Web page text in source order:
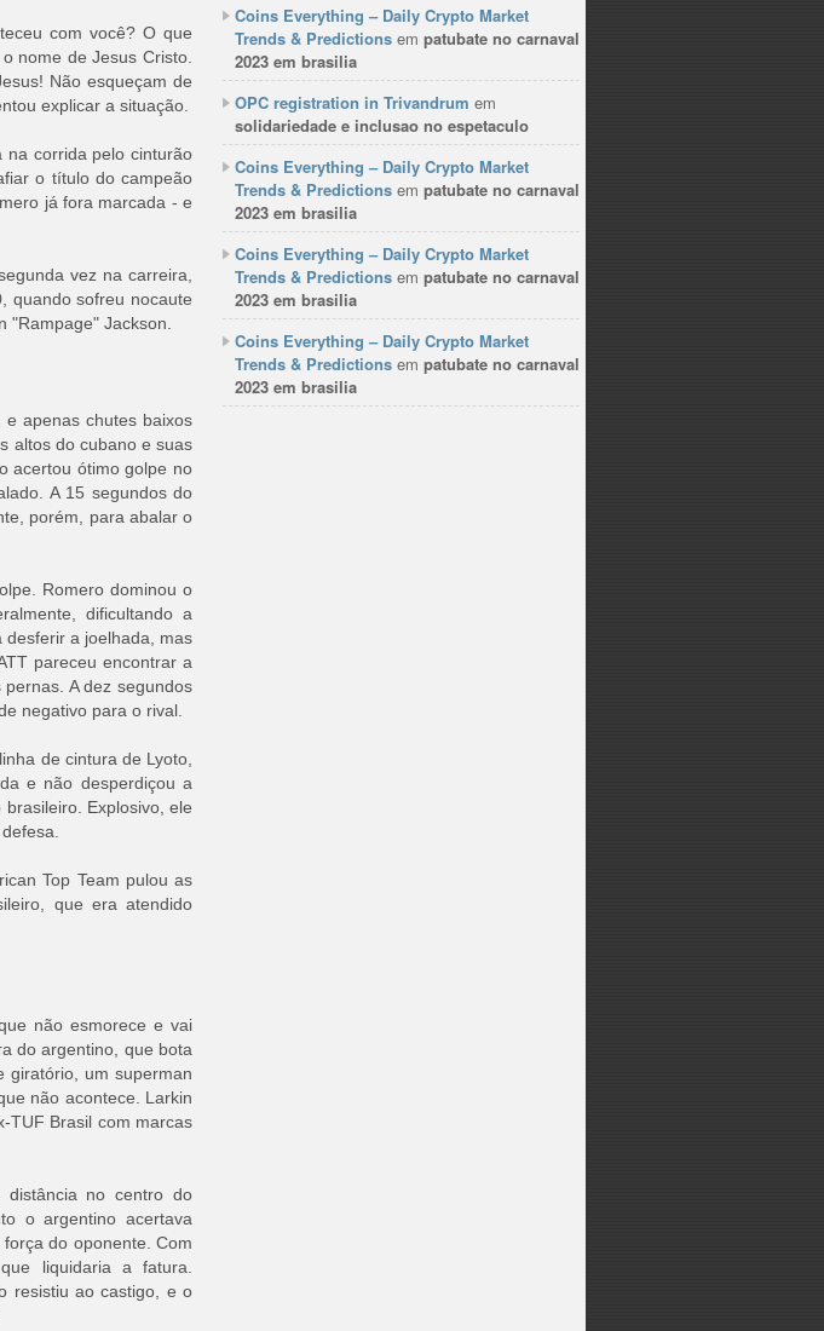
com você? O que
nome de Jesus Cristo.
Não esqueçam de
explicar a situação.
na corrida pelo cinturão
o título do campeão
já fora marcada - e
vez na carreira,
quando sofreu nocaute
"Rampage" Jackson.
e apenas chutes baixos
altos do cubano e suas
acertou ótimo golpe no
A 15 segundos do
porém, para abalar o
Romero dominou o
dificultando a
desferir a joelhada, mas
pareceu encontrar a
A dez segundos
negativo para o rival.
de cintura de Lyoto,
e não desperdiçou a
Explosivo, ele
Top Team pulou as
que era atendido
não esmorece e vai
do argentino, que bota
giratório, um superman
não acontece. Larkin
TUF Brasil com marcas
distância no centro do
o argentino acertava
do oponente. Com
liquidaria a fatura.
resistiu ao castigo, e o
Coins Everything – Daily Crypto Market
Trends & Predictions em patubate no carnaval
2023 em brasilia
OPC registration in Trivandrum em
solidariedade e inclusao no espetaculo
Coins Everything – Daily Crypto Market
Trends & Predictions em patubate no carnaval
2023 em brasilia
Coins Everything – Daily Crypto Market
Trends & Predictions em patubate no carnaval
2023 em brasilia
Coins Everything – Daily Crypto Market
Trends & Predictions em patubate no carnaval
2023 em brasilia